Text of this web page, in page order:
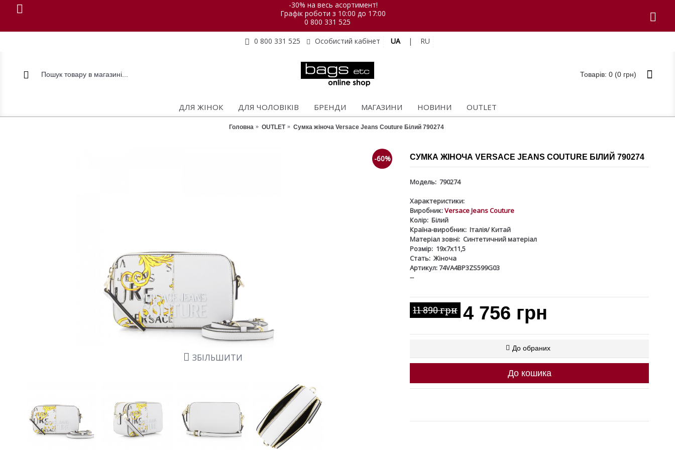
-30% на весь асортимент!
Графік роботи з 10:00 до 17:00
0 800 331 525
0 800 331 525
Особистий кабінет UA | RU
Товарів: 0 (0 грн)
ДЛЯ ЖІНОК ДЛЯ ЧОЛОВІКІВ БРЕНДИ МАГАЗИНИ НОВИНИ OUTLET
Головна OUTLET Сумка жіноча Versace Jeans Couture Білий 790274
-60%
ЗБІЛЬШИТИ
СУМКА ЖІНОЧА VERSACE JEANS COUTURE БІЛИЙ 790274
Модель: 790274
Характеристики:
Виробник:Versace Jeans Couture
Колір: Білий
Країна-виробник: Італія/ Китай
Матеріал зовні: Синтетичний матеріал
Розмір: 19x7x11,5
Стать: Жіноча
Артикул: 74VA4BP3ZS599G03
--
11 890 грн 4 756 грн
До обраних
До кошика